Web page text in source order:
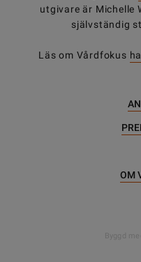
utgivare är Michelle
självständig
Läs om Vårdfokus
OM
Byggd